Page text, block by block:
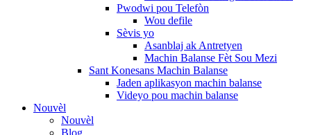
Pwodwi pou Telefòn
Wou defile
Sèvis yo
Asanblaj ak Antretyen
Machin Balanse Fèt Sou Mezi
Sant Konesans Machin Balanse
Jaden aplikasyon machin balanse
Videyo pou machin balanse
Nouvèl
Nouvèl
Blog